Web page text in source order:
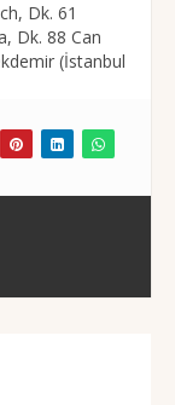
Dk. 61
Dk. 88 Can
(İstanbul